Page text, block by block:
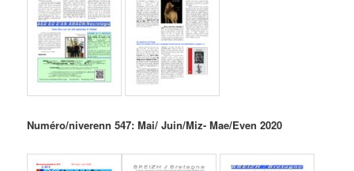
Numéro/niverenn 547: Mai/ Juin/Miz- Mae/Even 2020